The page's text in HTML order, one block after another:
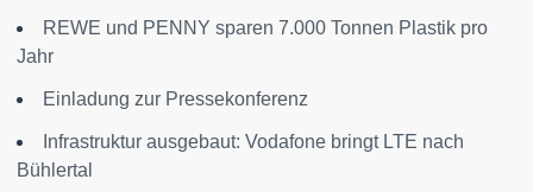
REWE und PENNY sparen 7.000 Tonnen Plastik pro
Jahr
Einladung zur Pressekonferenz
Infrastruktur ausgebaut: Vodafone bringt LTE nach
Bühlertal